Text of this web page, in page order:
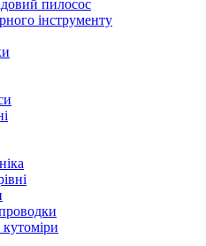
пилосос
інструменту